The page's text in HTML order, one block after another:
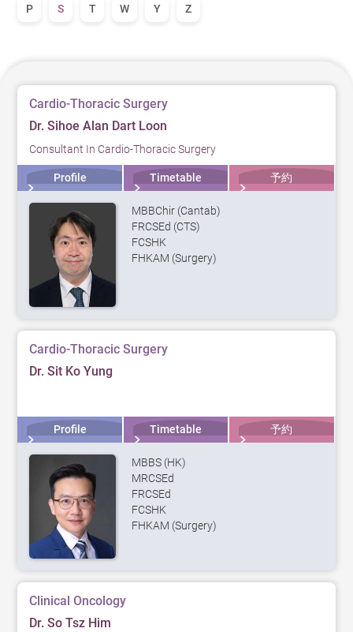
P S T W Y Z
Cardio-Thoracic Surgery
Dr. Sihoe Alan Dart Loon
Consultant In Cardio-Thoracic Surgery
Profile Timetable 予約
MBBChir (Cantab)
FRCSEd (CTS)
FCSHK
FHKAM (Surgery)
Cardio-Thoracic Surgery
Dr. Sit Ko Yung
Profile Timetable 予約
MBBS (HK)
MRCSEd
FRCSEd
FCSHK
FHKAM (Surgery)
Clinical Oncology
Dr. So Tsz Him